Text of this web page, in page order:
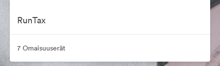
RunTax
7 Omaisuuserät